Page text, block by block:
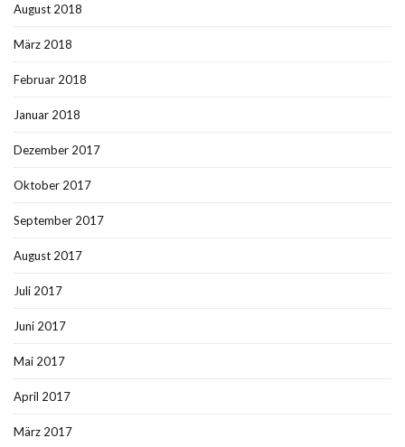
August 2018
März 2018
Februar 2018
Januar 2018
Dezember 2017
Oktober 2017
September 2017
August 2017
Juli 2017
Juni 2017
Mai 2017
April 2017
März 2017